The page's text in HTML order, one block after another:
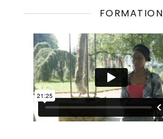
FORMATION